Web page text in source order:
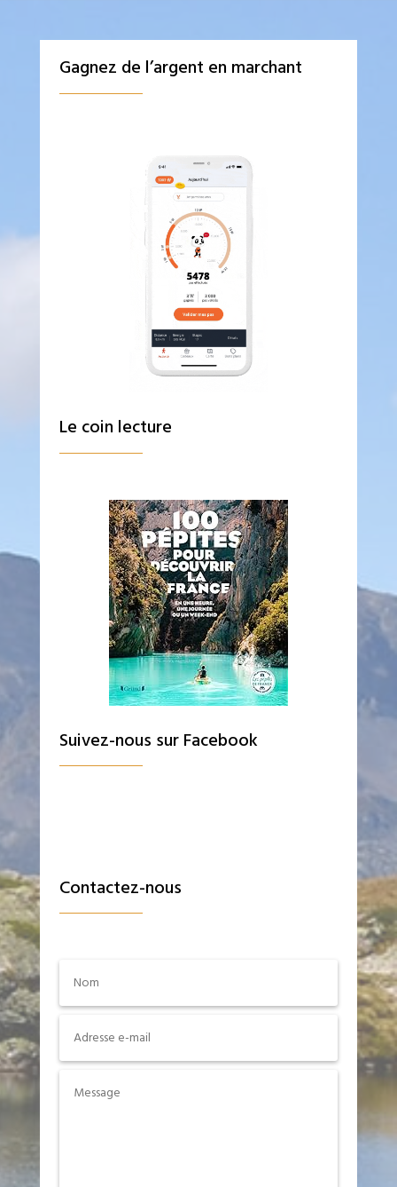
Gagnez de l’argent en marchant
Le coin lecture
Suivez-nous sur Facebook
Contactez-nous